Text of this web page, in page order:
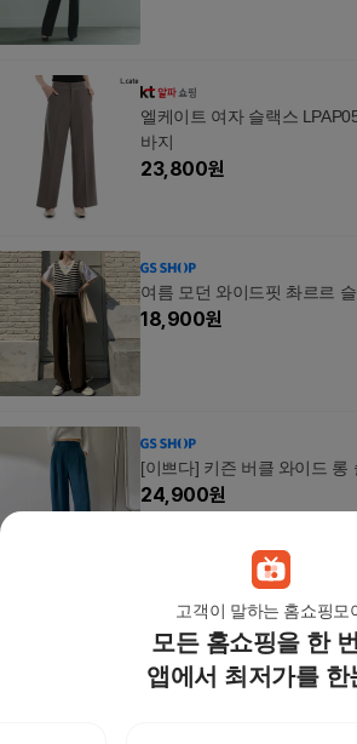
고객이 말하는 홈쇼핑모
모든 홈쇼핑을 한
앱에서 최저가를 한
엘케이트 여자 슬랙스 LPAP053 편한 와이드
바지
23,800원
여름 모던 와이드핏 촤르르
18,900원
[이쁘다] 키즌 버클 와이드 롱
24,900원
실키 여성 여름 롱팬츠 와이
와이드팬츠
8,480원